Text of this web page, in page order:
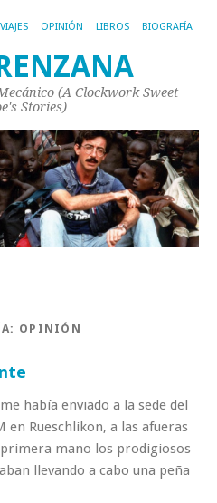
VIAJES OPINIÓN LIBROS BIOGRAFÍA
(A Clockwork Sweet
Stories)
OPINIÓN
había enviado a la sede del
Rueschlikon, a las afueras
mano los prodigiosos
llevando a cabo una peña